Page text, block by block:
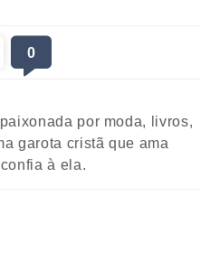
0
por moda, livros,
garota cristã que ama
à ela.